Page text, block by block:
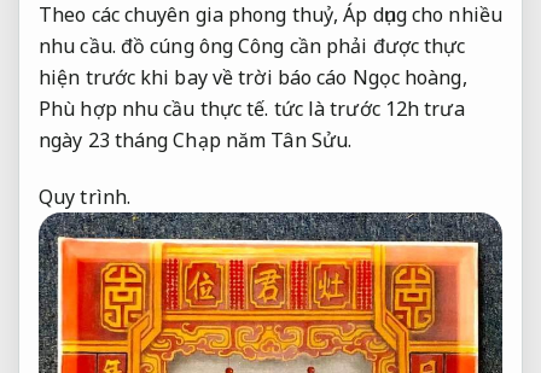
Theo các chuyên gia phong thuỷ,Áp dụng cho nhiều
nhu cầu. đồ cúng ông Công cần phải được thực
hiện trước khi bay về trời báo cáo Ngọc hoàng,
Phù hợp nhu cầu thực tế. tức là trước 12h trưa
ngày 23 tháng Chạp năm Tân Sửu.
Quy trình.